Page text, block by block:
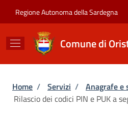
Regione Autonoma della Sardegna
Comune di
Briciole di pane
Home / Servizi / Anagrafe e
Rilascio dei codici PIN e PUK a